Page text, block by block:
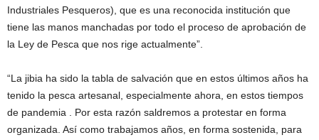
Industriales Pesqueros), que es una reconocida institución que
tiene las manos manchadas por todo el proceso de aprobación de
la Ley de Pesca que nos rige actualmente”.
“La jibia ha sido la tabla de salvación que en estos últimos años ha
tenido la pesca artesanal, especialmente ahora, en estos tiempos
de pandemia . Por esta razón saldremos a protestar en forma
organizada. Así como trabajamos años, en forma sostenida, para